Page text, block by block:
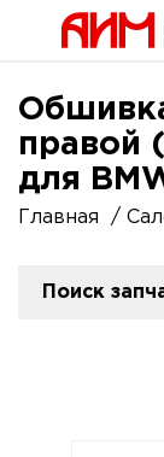
правой
для
Главная
Поиск